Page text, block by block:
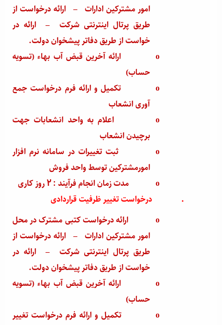
امور مشترکین ادارات
–
ارائه درخواست از
طریق پرتال اینترنتی شرکت
–
ارائه در
خواست از طریق دفاتر پیشخوان دولت.
o
ارائه آخرین قبض آب بهاء (تسویه
حساب)
o
تکمیل و ارائه فرم درخواست جمع
آوری انشعاب
o
اعلام به واحد انشعابات جهت
برچیدن انشعاب
o
ثبت تغییرات در سامانه نرم افزار
امورمشترکین توسط واحد فروش
o
مدت زمان انجام فرآیند : 2 روز کاری
·
درخواست تغییر ظرفیت قراردادی
o
ارائه درخواست کتبی مشترک در محل
امور مشترکین ادارات
–
ارائه درخواست از
طریق پرتال اینترنتی شرکت
–
ارائه در
خواست از طریق دفاتر پیشخوان دولت.
o
ارائه آخرین قبض آب بهاء (تسویه
حساب)
o
تکمیل و ارائه فرم درخواست تغییر